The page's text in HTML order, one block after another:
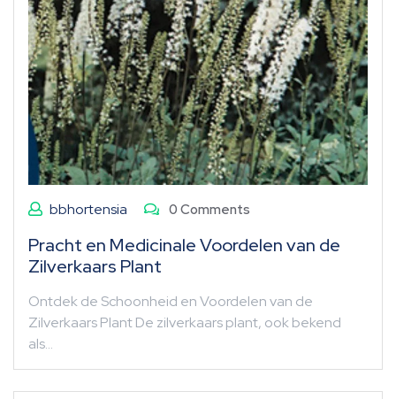
bbhortensia 0 Comments
Pracht en Medicinale Voordelen van de
Zilverkaars Plant
Ontdek de Schoonheid en Voordelen van de
Zilverkaars Plant De zilverkaars plant, ook bekend
als…